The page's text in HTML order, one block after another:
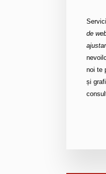
de
noi te
și